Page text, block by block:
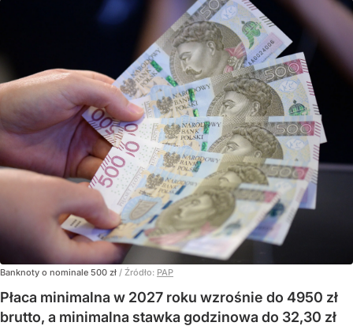
Banknoty o nominale 500 zł / Źródło: PAP
Płaca minimalna w 2027 roku wzrośnie do 4950 zł
brutto, a minimalna stawka godzinowa do 32,30 zł